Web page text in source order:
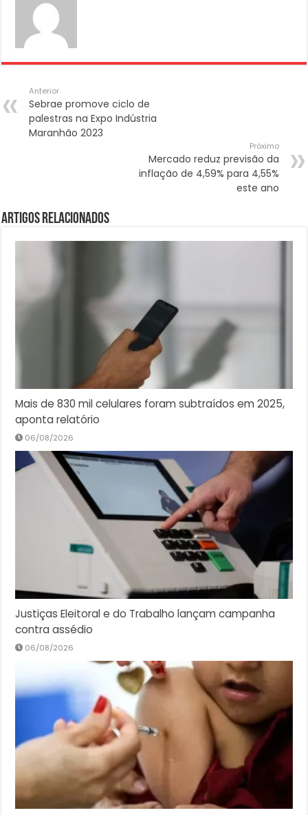
Anterior
Sebrae promove ciclo de
palestras na Expo Indústria
Maranhão 2023
Próximo
Mercado reduz previsão da
inflação de 4,59% para 4,55%
este ano
Artigos Relacionados
Mais de 830 mil celulares foram subtraídos em 2025,
aponta relatório
06/08/2026
Justiças Eleitoral e do Trabalho lançam campanha
contra assédio
06/08/2026